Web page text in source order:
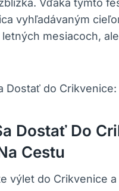
vyhľadávaným
mesiacoch,
Dostať Do
Cestu
výlet do Crikvenice a